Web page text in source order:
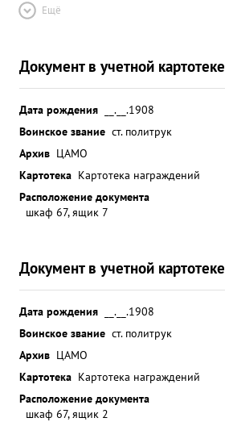
Ещё
Документ в учетной картотеке
Дата рождения
__.__.1908
Воинское звание ст. политрук
Архив ЦАМО
Картотека Картотека награждений
Расположение документа
шкаф 67, ящик 7
Документ в учетной картотеке
Дата рождения
__.__.1908
Воинское звание ст. политрук
Архив ЦАМО
Картотека Картотека награждений
Расположение документа
шкаф 67, ящик 2